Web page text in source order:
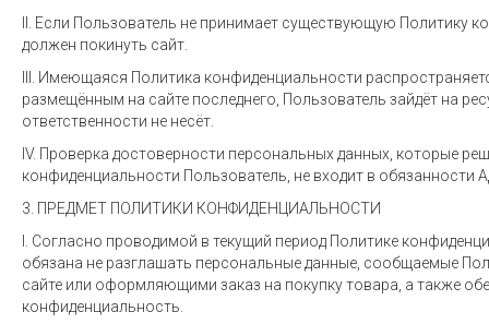
II. Если Пользователь не принимает существующую Политику
должен покинуть сайт.
III. Имеющаяся Политика конфиденциальности
размещённым на сайте последнего, Пользователь зайдёт на
ответственности не несёт.
IV. Проверка достоверности персональных данных, которые
конфиденциальности Пользователь, не входит в обязанности
3. ПРЕДМЕТ ПОЛИТИКИ КОНФИДЕНЦИАЛЬНОСТИ
I. Согласно проводимой в текущий период Политике
обязана не разглашать персональные данные, сообщаемые
сайте или оформляющими заказ на покупку товара, а также
конфиденциальность.